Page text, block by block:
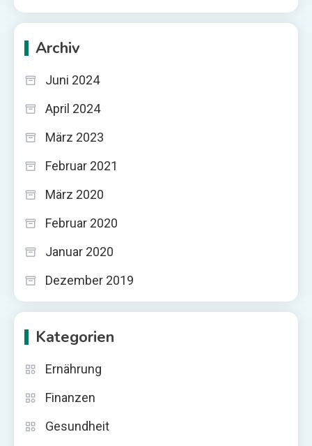
Archiv
Juni 2024
April 2024
März 2023
Februar 2021
März 2020
Februar 2020
Januar 2020
Dezember 2019
Kategorien
Ernährung
Finanzen
Gesundheit